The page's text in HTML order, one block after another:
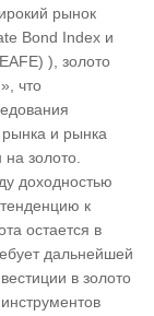
рынок
Bond Index и
), золото
что
и рынка
золото.
доходностью
к
остается в
дальнейшей
в золото